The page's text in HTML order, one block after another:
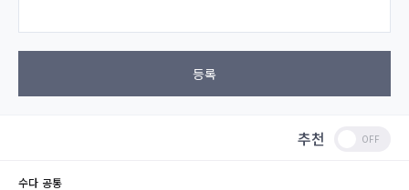
등록
추천
수다 공통